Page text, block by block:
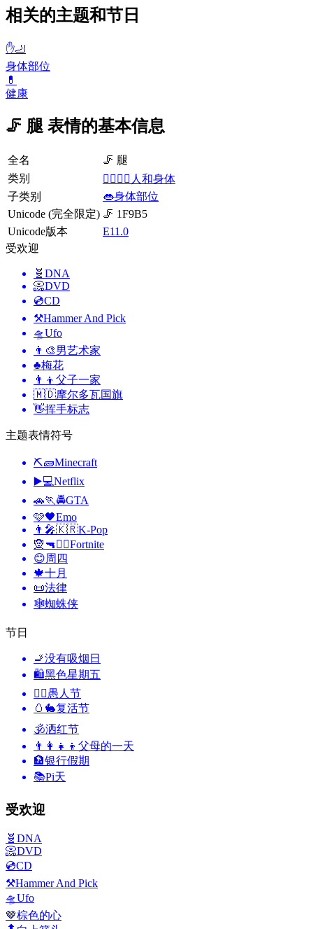
相关的主题和节日
✋🦶
身体部位
💊
健康
🦵 腿 表情的基本信息
全名
🦵 腿
类别
👩‍❤️‍💋‍👨人和身体
子类别
👄身体部位
Unicode (完全限定) 🦵 1F9B5
Unicode版本
E11.0
受欢迎
🧬 DNA
📀DVD
💿CD
⚒️Hammer And Pick
🛸Ufo
👨‍🎨男艺术家
♣️梅花
👨‍👦 父子一家
🇲🇩摩尔多瓦国旗
👋挥手标志
主题表情符号
⛏🧱Minecraft
▶️💻Netflix
🚗🏃🚔GTA
🩷🖤Emo
👨‍🎤🇰🇷K-Pop
🧝🔫🦹‍♂️Fortnite
😊周四
🍁十月
📜法律
🕸️蜘蛛侠
节日
🚬没有吸烟日
🛍黑色星期五
🙆‍♂️愚人节
🥚🐇复活节
🕉洒红节
👨‍👩‍👧‍👦 父母的一天
🏦银行假期
📚Pi天
受欢迎
🧬 DNA
📀DVD
💿CD
⚒️Hammer And Pick
🛸Ufo
🤎棕色的心